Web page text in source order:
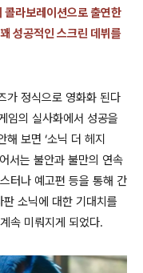
라보레이션으로 출연한
성공적인 스크린 데뷔를
가 정식으로 영화화 된다
임의 실사화에서 성공을
해 보면 ‘소닉 더 헤지
서는 불안과 불만의 연속
터나 예고편 등을 통해 간
소닉에 대한 기대치를
속 미뤄지게 되었다.